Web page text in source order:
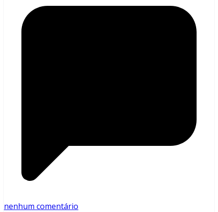
nenhum comentário